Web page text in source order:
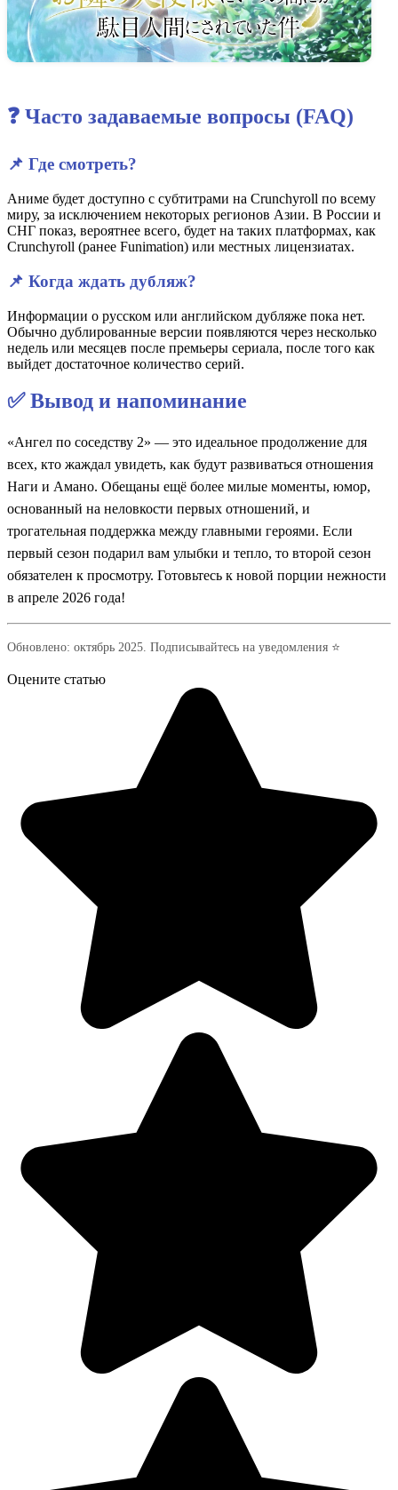
❓ Часто задаваемые вопросы (FAQ)
📌 Где смотреть?
Аниме будет доступно с субтитрами на Crunchyroll по всему
миру, за исключением некоторых регионов Азии. В России и
СНГ показ, вероятнее всего, будет на таких платформах, как
Crunchyroll (ранее Funimation) или местных лицензиатах.
📌 Когда ждать дубляж?
Информации о русском или английском дубляже пока нет.
Обычно дублированные версии появляются через несколько
недель или месяцев после премьеры сериала, после того как
выйдет достаточное количество серий.
✅ Вывод и напоминание
«Ангел по соседству 2» — это идеальное продолжение для
всех, кто жаждал увидеть, как будут развиваться отношения
Наги и Амано. Обещаны ещё более милые моменты, юмор,
основанный на неловкости первых отношений, и
трогательная поддержка между главными героями. Если
первый сезон подарил вам улыбки и тепло, то второй сезон
обязателен к просмотру. Готовьтесь к новой порции нежности
в апреле 2026 года!
Обновлено: октябрь 2025. Подписывайтесь на уведомления ⭐
Оцените статью